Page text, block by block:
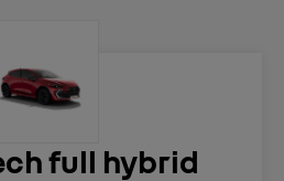
full hybrid